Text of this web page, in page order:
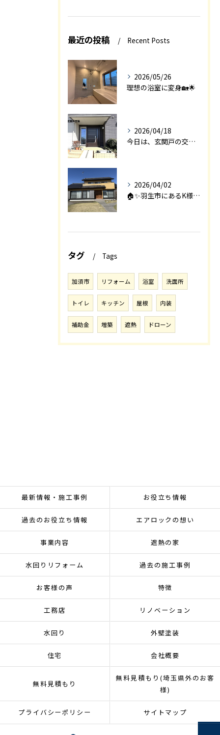
最近の投稿 Recent Posts
2026/05/26
理想の浴室に変身🏡🌟
2026/04/18
今日は、玄関戸の交換工事をご紹介します🚪✨。
2026/04/02
🏠✨羽生市にあるK様邸は、2008年に㈱エアロックで新築され...
タグ Tags
加須市 リフォーム 浴室 洗面所
トイレ キッチン 屋根 内装
補助金 増築 遮熱 ドローン
最新情報・施工事例 お役立ち情報
過去のお役立ち情報 エアロックの想い
事業内容 遮熱の家
水回りリフォーム 過去の施工事例
お客様の声 特徴
工務店 リノベーション
水回り 外壁塗装
住宅 会社概要
無料見積もり
無料見積もり(埼玉県外のお客
様)
プライバシーポリシー サイトマップ